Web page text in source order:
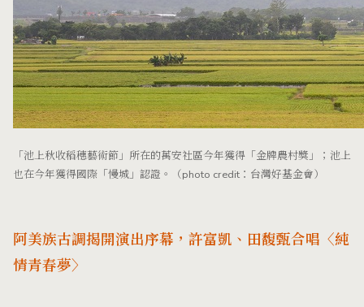
「池上秋收稻穗藝術節」所在的萬安社區今年獲得「金牌農村獎」；池上
也在今年獲得國際「慢城」認證。（photo credit：台灣好基金會）
阿美族古調揭開演出序幕，許富凱、田馥甄合唱〈純
情青春夢〉